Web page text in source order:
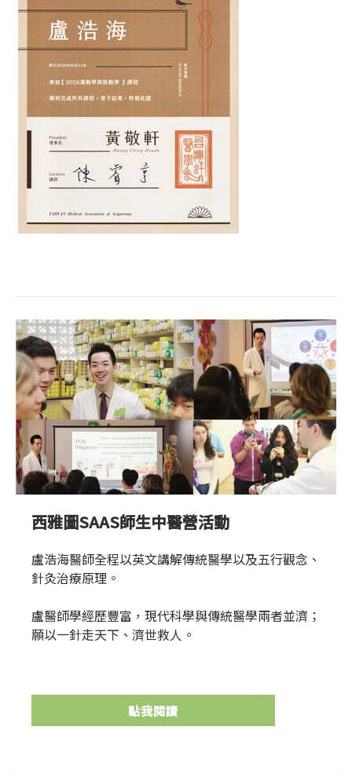
西雅圖SAAS師生中醫營活動
盧浩海醫師全程以英文講解傳統醫學以及五行觀念、
針灸治療原理。
盧醫師學經歷豐富，現代科學與傳統醫學兩者並濟；
願以一針走天下、濟世救人。
點我閱讀